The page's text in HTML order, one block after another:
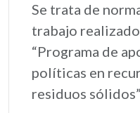
Se trata de
trabajo
“Programa de
políticas en
residuos sólidos”